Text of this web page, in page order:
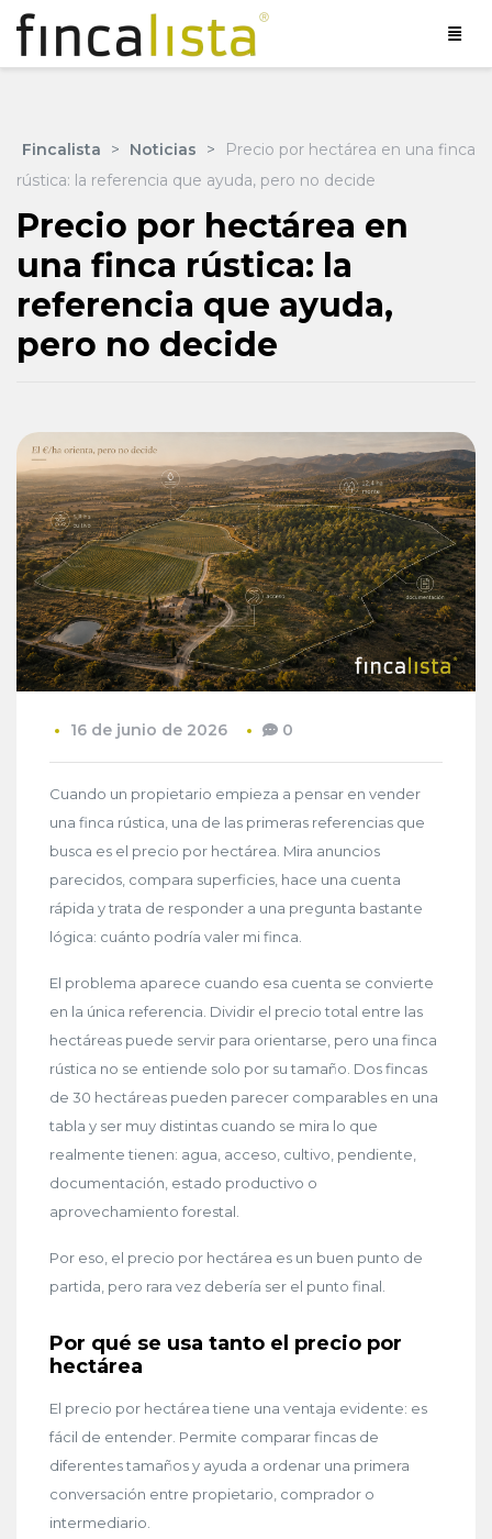
Fincalista > Noticias >
Precio por hectárea en una finca
rústica: la referencia que ayuda, pero no decide
Precio por hectárea en
una finca rústica: la
referencia que ayuda,
pero no decide
16 de junio de 2026 0
Cuando un propietario empieza a pensar en vender
una finca rústica, una de las primeras referencias que
busca es el precio por hectárea. Mira anuncios
parecidos, compara superficies, hace una cuenta
rápida y trata de responder a una pregunta bastante
lógica: cuánto podría valer mi finca.
El problema aparece cuando esa cuenta se convierte
en la única referencia. Dividir el precio total entre las
hectáreas puede servir para orientarse, pero una finca
rústica no se entiende solo por su tamaño. Dos fincas
de 30 hectáreas pueden parecer comparables en una
tabla y ser muy distintas cuando se mira lo que
realmente tienen: agua, acceso, cultivo, pendiente,
documentación, estado productivo o
aprovechamiento forestal.
Por eso, el precio por hectárea es un buen punto de
partida, pero rara vez debería ser el punto final.
Por qué se usa tanto el precio por
hectárea
El precio por hectárea tiene una ventaja evidente: es
fácil de entender. Permite comparar fincas de
diferentes tamaños y ayuda a ordenar una primera
conversación entre propietario, comprador o
intermediario.